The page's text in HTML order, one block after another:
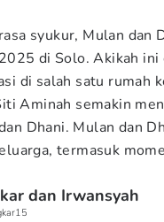
syukur, Mulan dan
di Solo. Akikah
di salah satu rumah
Aminah semakin
Dhani. Mulan dan
termasuk
dan Irwansyah